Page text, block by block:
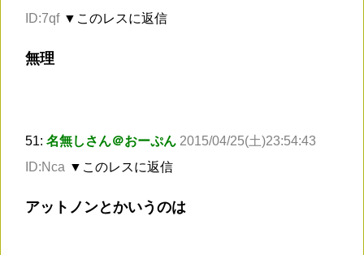
ID:7qf ▼このレスに返信
無理
51: 名無しさん＠おーぷん 2015/04/25(土)23:54:43
ID:Nca ▼このレスに返信
アットノンとかいうのは